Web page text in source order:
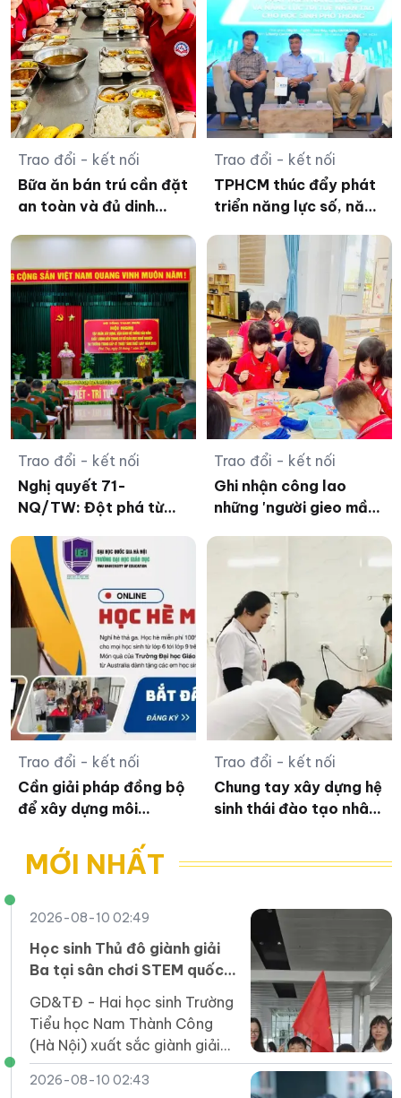
Trao đổi - kết nối
Bữa ăn bán trú cần đặt
an toàn và đủ dinh
Trao đổi - kết nối
TPHCM thúc đẩy phát
triển năng lực số, năng
thông
Trao đổi - kết nối
Nghị quyết 71-
NQ/TW: Đột phá từ
Trao đổi - kết nối
Ghi nhận công lao
những 'người gieo mầm'
Trao đổi - kết nối
Cần giải pháp đồng bộ
để xây dựng môi
mạnh
Trao đổi - kết nối
Chung tay xây dựng hệ
sinh thái đào tạo nhân
MỚI NHẤT
2026-08-10 02:49
Học sinh Thủ đô giành giải
Ba tại sân chơi STEM quốc
GD&TĐ - Hai học sinh Trường
Tiểu học Nam Thành Công
(Hà Nội) xuất sắc giành giải
Ba, bảng B1 tại World
GreenMech 2026 tổ chức ở
2026-08-10 02:43